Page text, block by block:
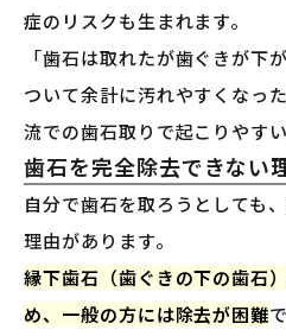
症のリスクも生まれます。
「歯石は取れたが歯ぐきが下
ついて余計に汚れやすくなっ
流での歯石取りで起こりやすい
歯石を完全除去できない
自分で歯石を取ろうとしても
理由があります。
縁下歯石（歯ぐきの下の歯石
め、一般の方には除去が困難